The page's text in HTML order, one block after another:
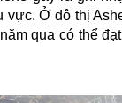
Ở đô thị
qua có thể